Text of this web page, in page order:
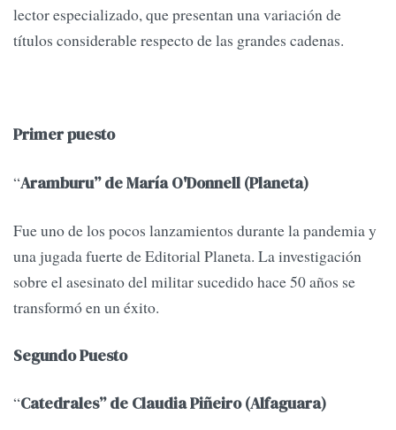
lector especializado, que presentan una variación de
títulos considerable respecto de las grandes cadenas.
Primer puesto
“Aramburu” de María O'Donnell (Planeta)
Fue uno de los pocos lanzamientos durante la pandemia y
una jugada fuerte de Editorial Planeta. La investigación
sobre el asesinato del militar sucedido hace 50 años se
transformó en un éxito.
Segundo Puesto
“Catedrales” de Claudia Piñeiro (Alfaguara)